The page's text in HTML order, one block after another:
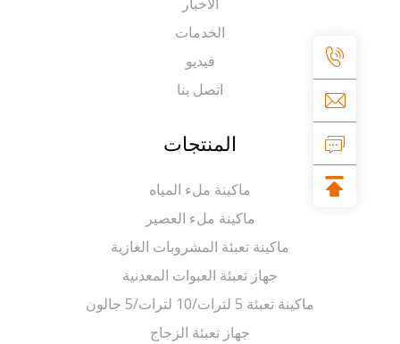
الخدمات
اتصل بنا
المنتجات
ماكينة ملء المياه
ماكينة ملء العصير
ماكينة تعبئة المشروبات الغازية
جهاز تعبئة العبوات المعدنية
ماكينة تعبئة 5 لترات/10 لترات/5 جالون
جهاز تعبئة الزجاج